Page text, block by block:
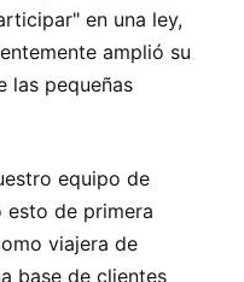
en una ley,
amplió su
las pequeñas
equipo de
esto de primera
viajera de
base de clientes